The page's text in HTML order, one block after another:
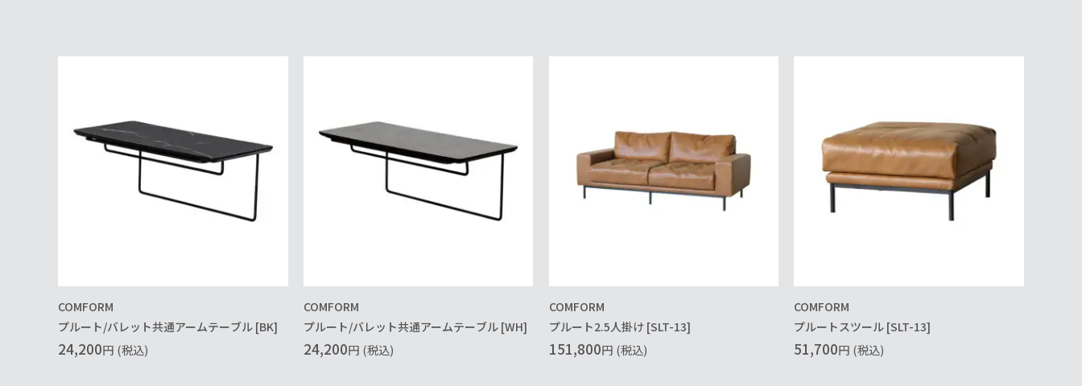
COMFORM
プルート/バレット共通アームテーブル [BK]
24,200円 (税込)
COMFORM
プルート/バレット共通アームテーブル [WH]
24,200円 (税込)
COMFORM
プルート2.5人掛け [SLT-13]
151,800円 (税込)
COMFORM
プルートスツール [SLT-13]
51,700円 (税込)